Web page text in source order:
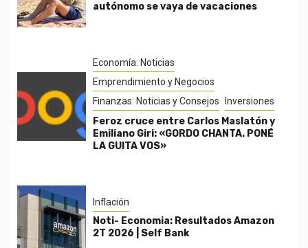
autónomo se vaya de vacaciones
Economía: Noticias
Emprendimiento y Negocios
Finanzas: Noticias y Consejos
Inversiones
Feroz cruce entre Carlos Maslatón y
Emiliano Giri: «GORDO CHANTA. PONÉ
LA GUITA VOS»
Inflación
Noti- Economia: Resultados Amazon
2T 2026 | Self Bank